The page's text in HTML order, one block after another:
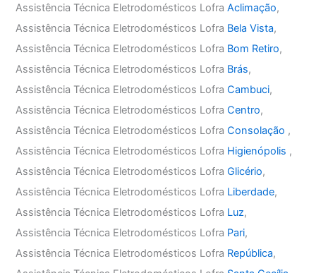
Assistência Técnica Eletrodomésticos LofraAclimação,
Assistência Técnica Eletrodomésticos Lofra Bela Vista,
Assistência Técnica Eletrodomésticos Lofra Bom Retiro,
Assistência Técnica Eletrodomésticos Lofra Brás,
Assistência Técnica Eletrodomésticos LofraCambuci,
Assistência Técnica Eletrodomésticos LofraCentro,
Assistência Técnica Eletrodomésticos LofraConsolação ,
Assistência Técnica Eletrodomésticos Lofra Higienópolis ,
Assistência Técnica Eletrodomésticos LofraGlicério,
Assistência Técnica Eletrodomésticos Lofra Liberdade,
Assistência Técnica Eletrodomésticos Lofra Luz,
Assistência Técnica Eletrodomésticos Lofra Pari,
Assistência Técnica Eletrodomésticos Lofra República,